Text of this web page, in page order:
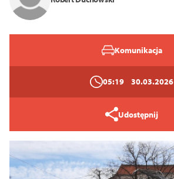
Komunikacja
05:19 30.03.2026
Udostępnij